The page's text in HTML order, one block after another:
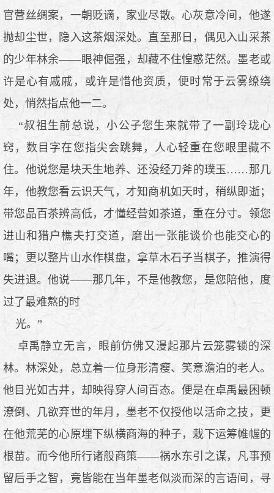
官营丝绸案，一朝贬谪，家业尽散。心灰意冷间，他遂
抛却尘世，隐入这茶烟深处。直至那日，偶见入山采茶
的少年林余——眼神倔强，却藏不住惶惑茫然。墨老或
许是心有戚戚，或许是惜他资质，便时常于云雾缭绕
处，悄然指点他一二。
“叔祖生前总说，小公子您生来就带了一副玲珑心
窍，数目字在您指尖会跳舞，人心轻重在您眼里藏不
住。他说您是块天生地养、还没经刀斧的璞玉……那几
年，他教您看云识天气，才知商机如天时，稍纵即逝；
带您品百茶辨高低，才懂经营如茶道，重在分寸。领您
进山和猎户樵夫打交道，磨出一张能谈价也能交心的
嘴；更以整片山水作棋盘，拿草木石子当棋子，推演得
失进退。他说——那几年，不是他教您，是您陪他，度
过了最难熬的时
光。”
卓禹静立无言，眼前仿佛又漫起那片云笼雾锁的深
林。林深处，总立着一位身形清瘦、笑意澹泊的老人。
他目光如古井，却映得穿人间百态。便是在卓禹最困顿
潦倒、几欲弃世的年月，墨老不仅授他以活命之技，更
在他荒芜的心原埋下纵横商海的种子，栽下运筹帷幄的
根苗。而今他所行诸般商策——祸水东引之谋，凡事预
留后手之智，竟皆能在当年墨老似淡而深的言语间，寻